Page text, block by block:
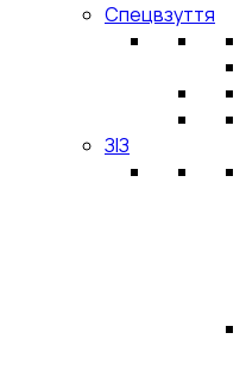
Спецвзуття
ЗІЗ